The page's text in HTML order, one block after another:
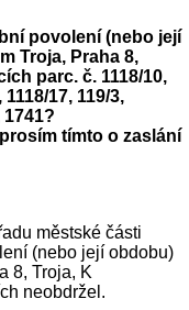
povolení (nebo její
Troja, Praha 8,
parc. č. 1118/10,
1118/17, 119/3,
1741?
tímto o zaslání
městské části
(nebo její obdobu)
8, Troja, K
neobdržel.